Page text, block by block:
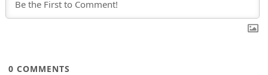
0 COMMENTS